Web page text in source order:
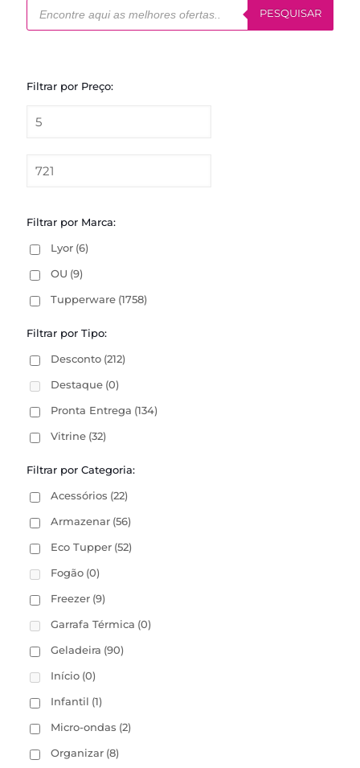
produtos
PESQUISAR
Filtrar por Preço:
Filtrar por Marca:
Lyor (6)
OU (9)
Tupperware (1758)
Filtrar por Tipo:
Desconto (212)
Destaque (0)
Pronta Entrega (134)
Vitrine (32)
Filtrar por Categoria:
Acessórios (22)
Armazenar (56)
Eco Tupper (52)
Fogão (0)
Freezer (9)
Garrafa Térmica (0)
Geladeira (90)
Início (0)
Infantil (1)
Micro-ondas (2)
Organizar (8)